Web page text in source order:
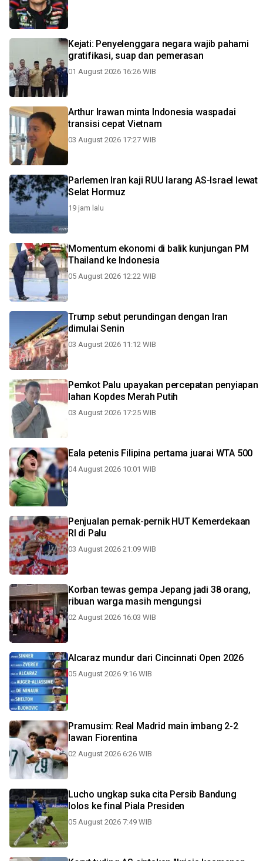
Kejati: Penyelenggara negara wajib pahami
gratifikasi, suap dan pemerasan
01 August 2026 16:26 WIB
Arthur Irawan minta Indonesia waspadai
transisi cepat Vietnam
03 August 2026 17:27 WIB
Parlemen Iran kaji RUU larang AS-Israel lewat
Selat Hormuz
19 jam lalu
Momentum ekonomi di balik kunjungan PM
Thailand ke Indonesia
05 August 2026 12:22 WIB
Trump sebut perundingan dengan Iran
dimulai Senin
03 August 2026 11:12 WIB
Pemkot Palu upayakan percepatan penyiapan
lahan Kopdes Merah Putih
03 August 2026 17:25 WIB
Eala petenis Filipina pertama juarai WTA 500
04 August 2026 10:01 WIB
Penjualan pernak-pernik HUT Kemerdekaan
RI di Palu
03 August 2026 21:09 WIB
Korban tewas gempa Jepang jadi 38 orang,
ribuan warga masih mengungsi
02 August 2026 16:03 WIB
Alcaraz mundur dari Cincinnati Open 2026
05 August 2026 9:16 WIB
Pramusim: Real Madrid main imbang 2-2
lawan Fiorentina
02 August 2026 6:26 WIB
Lucho ungkap suka cita Persib Bandung
lolos ke final Piala Presiden
05 August 2026 7:49 WIB